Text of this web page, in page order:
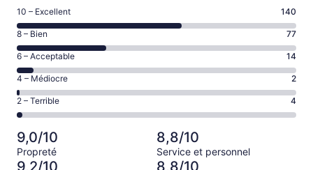
Note
de 10
–
Excellent,
d’après
140 avis
sur 237.
10 – Excellent 140
Note
de 8
–
Bien,
d’après
77 avis
sur 237.
8 – Bien 77
Note
de 6
–
Acceptable,
d’après
sur 237.
6 – Acceptable 14
Note
de 4
–
Médiocre,
d’après
2 avis
sur 237.
4 – Médiocre 2
Note
de 2
–
Terrible,
d’après
2 – Terrible 4
9,0/10
Propreté
8,8/10
Service et personnel
9,2/10 8,8/10